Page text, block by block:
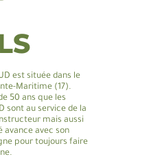
est située dans le
Maritime (17).
50 ans que les
sont au service de la
mais aussi
avance avec son
pour toujours faire